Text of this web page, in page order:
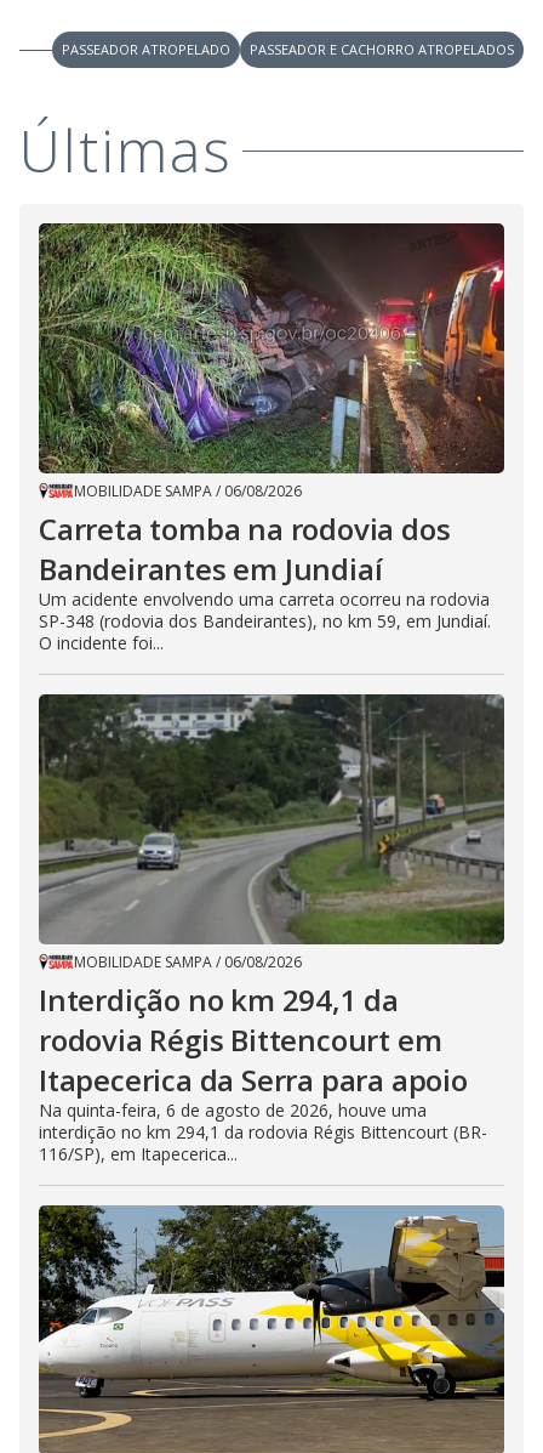
V
e
o
o
PASSEADOR ATROPELADO PASSEADOR E CACHORRO ATROPELADOS
Últimas
MOBILIDADE SAMPA/ 06/08/2026
Carreta tomba na rodovia dos
Bandeirantes em Jundiaí
Um acidente envolvendo uma carreta ocorreu na rodovia
SP-348 (rodovia dos Bandeirantes), no km 59, em Jundiaí.
O incidente foi...
MOBILIDADE SAMPA/ 06/08/2026
Interdição no km 294,1 da
rodovia Régis Bittencourt em
Itapecerica da Serra para apoio
Na quinta-feira, 6 de agosto de 2026, houve uma
interdição no km 294,1 da rodovia Régis Bittencourt (BR-
116/SP), em Itapecerica...